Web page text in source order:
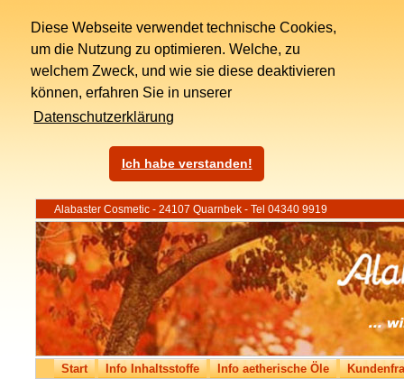
Diese Webseite verwendet technische Cookies,
um die Nutzung zu optimieren. Welche, zu
welchem Zweck, und wie sie diese deaktivieren
können, erfahren Sie in unserer
Datenschutzerklärung
Ich habe verstanden!
Alabaster Cosmetic - 24107 Quarnbek - Tel 04340 9919
Start Info Inhaltsstoffe Info aetherische Öle